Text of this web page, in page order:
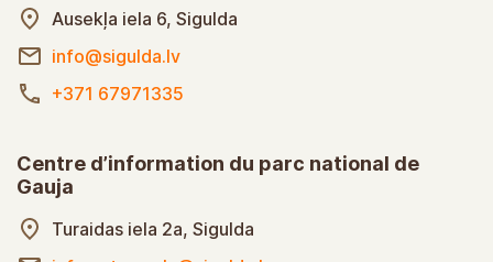
Ausekļa iela 6, Sigulda
info@sigulda.lv
+371 67971335
Centre d’information du parc national de
Gauja
Turaidas iela 2a, Sigulda